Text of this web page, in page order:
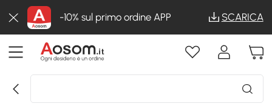
-10% sul primo ordine APP SCARICA